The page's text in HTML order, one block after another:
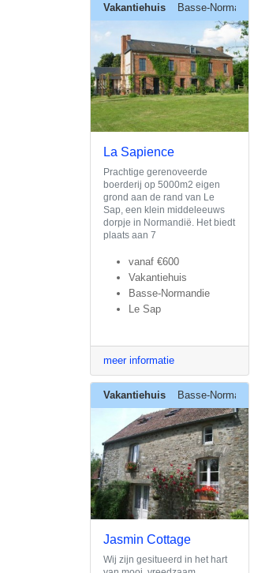
Vakantiehuis Basse-Normandie
La Sapience
Prachtige gerenoveerde
boerderij op 5000m2 eigen
grond aan de rand van Le
Sap, een klein middeleeuws
dorpje in Normandië. Het biedt
plaats aan 7
vanaf €600
Vakantiehuis
Basse-Normandie
Le Sap
meer informatie
Vakantiehuis Basse-Normandie
Jasmin Cottage
Wij zijn gesitueerd in het hart